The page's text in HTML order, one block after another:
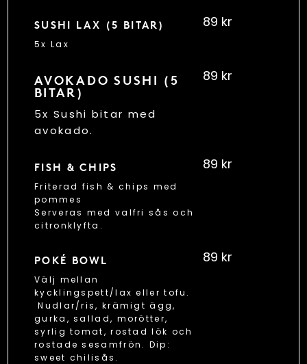
SUSHI LAX (5 BITAR)
5x Lax
89 kr
AVOKADO SUSHI (5
BITAR)
5x Sushi bitar med
avokado.
89 kr
FISH & CHIPS
Friterad fish & chips med
pommes
Serveras med valfri sås och
citronklyfta.
89 kr
POKÉ BOWL
Välj mellan
kycklingspett/lax eller tofu.
Nudlar/ris, krämigt ägg,
gurka, sallad, morötter,
syrlig tomat, rostad lök och
rostade sesamfrön. Dip:
sweet chilisås.
89 kr